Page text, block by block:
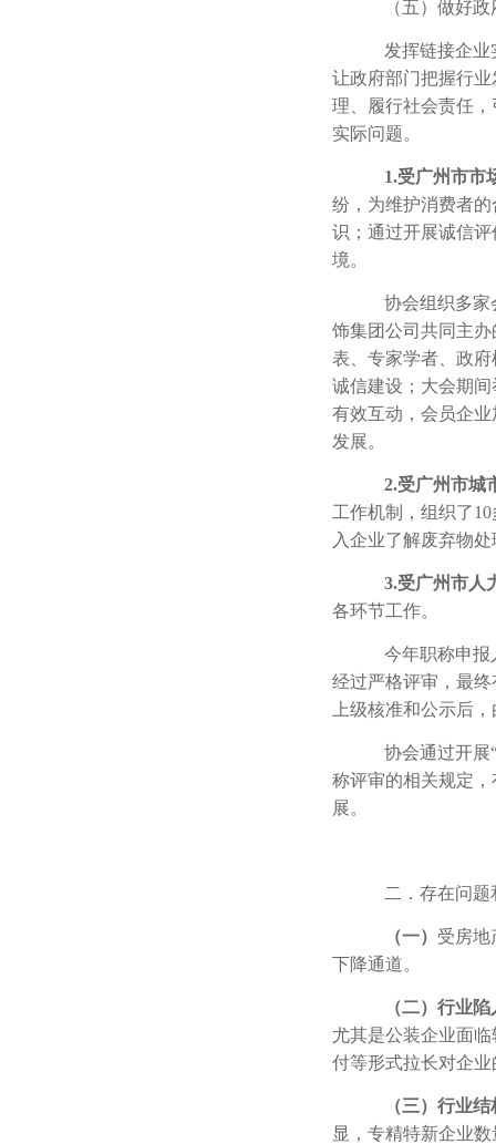
（五）做好
发挥链接企
让政府部门把握行
理、履行社会责任
实际问题。
1.受广州市市
纷，为维护消费者
识；通过开展诚信
境。
协会组织多家
饰集团公司共同主
表、专家学者、政
诚信建设；大会期
有效互动，会员企
发展。
2.受广州市城
工作机制，组织了10
入企业了解废弃物
3.受广州市人
各环节工作。
今年职称申报
经过严格评审，最终
上级核准和公示后
协会通过开展
称评审的相关规定
展。
二．存在问题
（一） 受房地
下降通道。
（二）行业
尤其是公装企业面
付等形式拉长对企
（三）行业
显，专精特新企业